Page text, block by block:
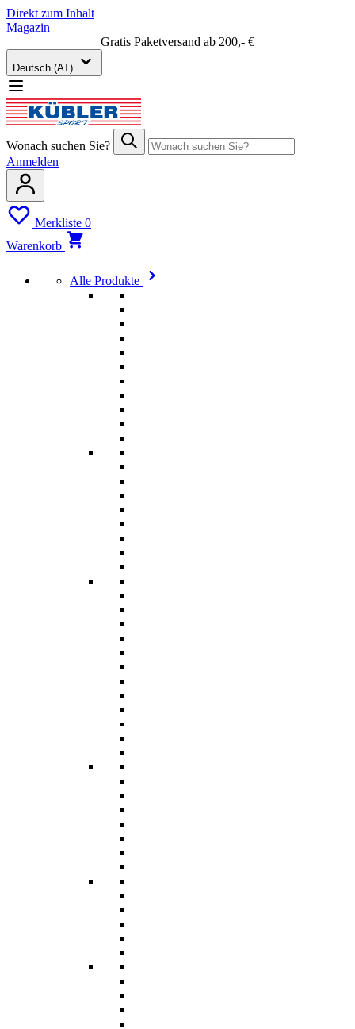
Direkt zum Inhalt
Magazin
Gratis Paketversand ab 200,- €
Deutsch (AT)
Wonach suchen Sie?
Anmelden
Merkliste 0
Warenkorb
Alle Produkte